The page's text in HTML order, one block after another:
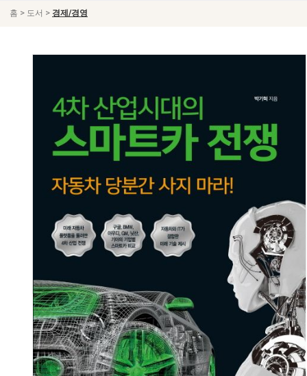
홈 > 도서 > 경제/경영